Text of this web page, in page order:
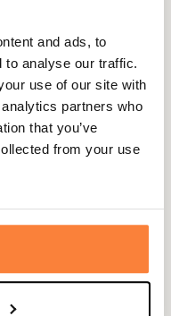
and ads, to
to analyse our traffic.
use of our site with
partners who
that you’ve
from your use